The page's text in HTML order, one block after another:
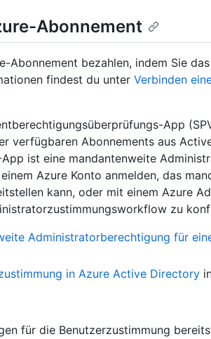
Abonnement
Abonnement bezahlen, indem Sie
findest du unter Verbinden
App
verfügbaren Abonnements aus
ist eine mandantenweite
Azure Konto anmelden, das
kann, oder mit einem Azure
zu
Administratorberechtigung für
in Azure Active Directory
für die Benutzerzustimmung